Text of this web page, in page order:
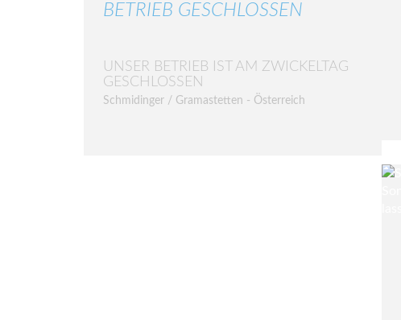
BETRIEB GESCHLOSSEN
UNSER BETRIEB IST AM ZWICKELTAG
GESCHLOSSEN
Schmidinger / Gramastetten - Österreich